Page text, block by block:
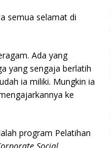
semua selamat di
Ada yang
yang sengaja berlatih
ia miliki. Mungkin ia
ke
program Pelatihan